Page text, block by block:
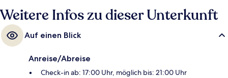
Weitere Infos zu dieser Unterkunft
Auf einen Blick
Anreise/Abreise
Check-in ab: 17:00 Uhr, möglich bis: 21:00 Uhr